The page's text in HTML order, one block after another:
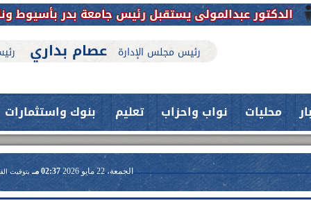
يستقبل رئيس جامعة بدر بأسيوط ونائبه للتهنئة
رئيس مجلس الإدارة عصام بداري
محليات نواب واحزاب تعليم بنوك واستثمارات
الجمعة، 22 مايو 2026 02:37 مـ بتوقيت